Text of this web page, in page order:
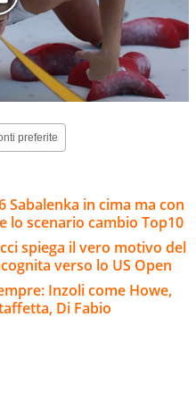
preferite
Sabalenka in cima ma con
lo scenario cambio Top10
spiega il vero motivo del
verso lo US Open
Inzoli come Howe,
Di Fabio